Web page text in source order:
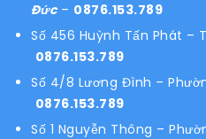
Đức– 0876.153.789
Số 456 Huỳnh Tấn Phát –
0876.153.789
Số 4/8 Lương Đình –
0876.153.789
Số 1 Nguyễn Thông –